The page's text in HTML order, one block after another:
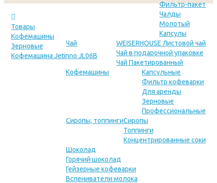
Фильтр-пакет
Чалды
Молотый
Капсулы
Чай
WEISERHOUSE Листовой чай
Чай в подарочной упаковке
Чай Пакетированный
Кофемашины
Капсульные
Фильтр кофеварки
Для аренды
Зерновые
Профессиональные
Сиропы, топпингиСиропы
Топпинги
Концентрированные соки
Шоколад
Горячий шоколад
Гейзерные кофеварки
Вспениватели молока
Товары
Кофемашины
Зерновые
Кофемашина Jetinno JL06B